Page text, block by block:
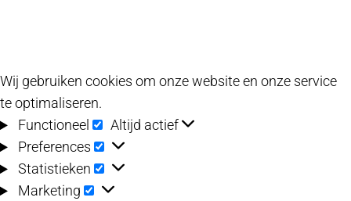
Wij gebruiken cookies om onze website en onze service
te optimaliseren.
Functioneel
Functioneel
Altijd actief
Preferences
Preferences
Statistieken Statistieken
Marketing Marketing